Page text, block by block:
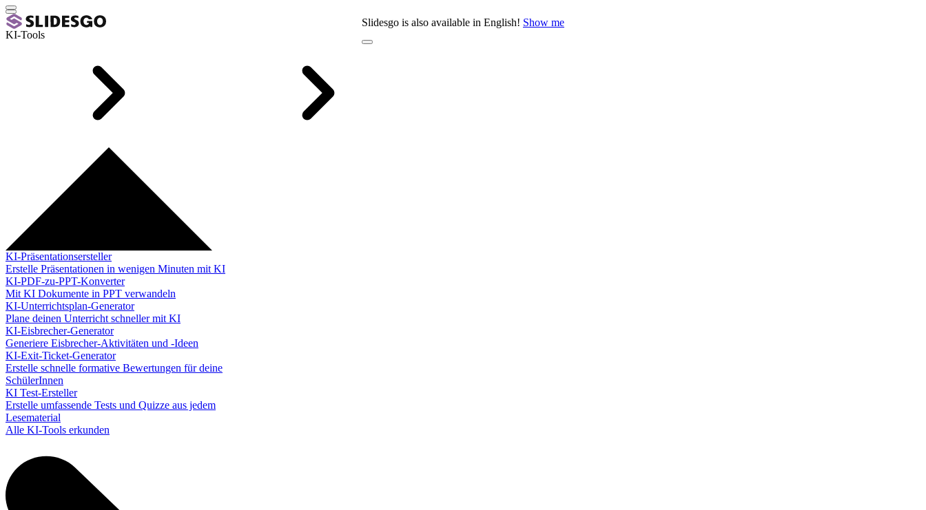
Slidesgo is also available in English! Show me
KI-Tools
KI-Präsentationsersteller
Erstelle Präsentationen in wenigen Minuten mit KI
KI-PDF-zu-PPT-Konverter
Mit KI Dokumente in PPT verwandeln
KI-Unterrichtsplan-Generator
Plane deinen Unterricht schneller mit KI
KI-Eisbrecher-Generator
Generiere Eisbrecher-Aktivitäten und -Ideen
KI-Exit-Ticket-Generator
Erstelle schnelle formative Bewertungen für deine
SchülerInnen
KI Test-Ersteller
Erstelle umfassende Tests und Quizze aus jedem
Lesematerial
Alle KI-Tools erkunden